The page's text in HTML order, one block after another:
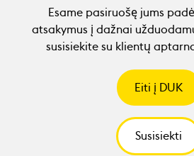
Esame pasiruošę jums
atsakymus į dažnai
susisiekite su klientų
Eiti į DUK
Susisiekti